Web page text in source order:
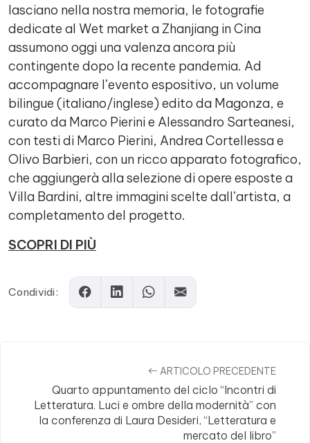
lasciano nella nostra memoria, le fotografie
dedicate al Wet market a Zhanjiang in Cina
assumono oggi una valenza ancora più
contingente dopo la recente pandemia. Ad
accompagnare l’evento espositivo, un volume
bilingue (italiano/inglese) edito da Magonza, e
curato da Marco Pierini e Alessandro Sarteanesi,
con testi di Marco Pierini, Andrea Cortellessa e
Olivo Barbieri, con un ricco apparato fotografico,
che aggiungerà alla selezione di opere esposte a
Villa Bardini, altre immagini scelte dall’artista, a
completamento del progetto.
SCOPRI DI PIÙ
Condividi:
ARTICOLO PRECEDENTE
Quarto appuntamento del ciclo “Incontri di
Letteratura. Luci e ombre della modernità” con
la conferenza di Laura Desideri, “Letteratura e
mercato del libro”